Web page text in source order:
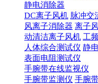
静电消除器
DC离子风机 脉冲交
风离子消除器 离子
动清洁离子风机 工
人体综合测试仪 静
表面电阻测试仪
手腕带在线监视仪
手腕带监测仪 手腕